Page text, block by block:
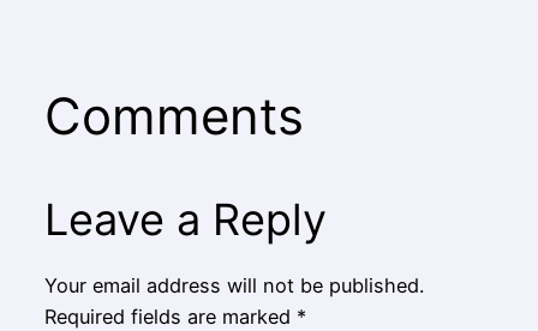
Comments
Leave a Reply
Your email address will not be published.
Required fields are marked *